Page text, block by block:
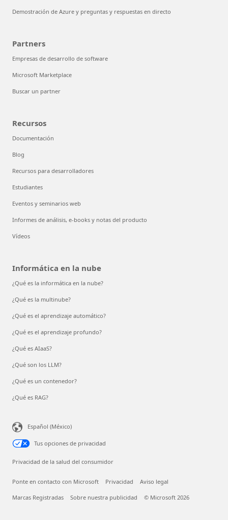
Demostración de Azure y preguntas y respuestas en directo
Partners
Empresas de desarrollo de software
Microsoft Marketplace
Buscar un partner
Recursos
Documentación
Blog
Recursos para desarrolladores
Estudiantes
Eventos y seminarios web
Informes de análisis, e-books y notas del producto
Vídeos
Informática en la nube
¿Qué es la informática en la nube?
¿Qué es la multinube?
¿Qué es el aprendizaje automático?
¿Qué es el aprendizaje profundo?
¿Qué es AIaaS?
¿Qué son los LLM?
¿Qué es un contenedor?
¿Qué es RAG?
Español (México)
Tus opciones de privacidad
Privacidad de la salud del consumidor
Ponte en contacto con Microsoft Privacidad Aviso legal
Marcas Registradas Sobre nuestra publicidad © Microsoft 2026